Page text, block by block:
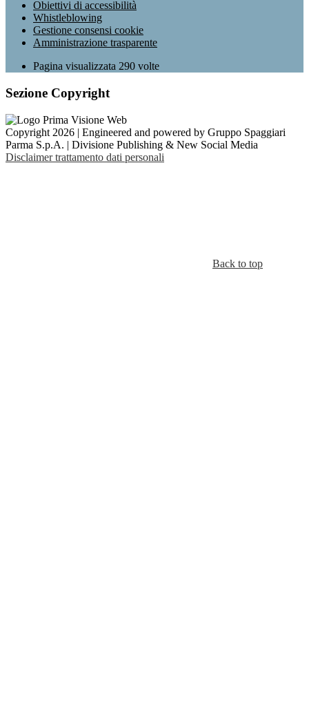
Obiettivi di accessibilità
Whistleblowing
Gestione consensi cookie
Amministrazione trasparente
Pagina visualizzata 290 volte
Sezione Copyright
Copyright 2026 | Engineered and powered by Gruppo Spaggiari
Parma S.p.A. | Divisione Publishing & New Social Media
Disclaimer trattamento dati personali
Back to top